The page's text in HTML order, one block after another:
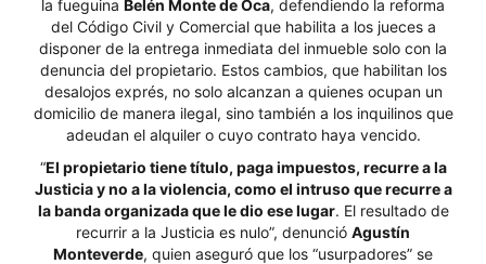
la fueguina Belén Monte de Oca, defendiendo la reforma
del Código Civil y Comercial que habilita a los jueces a
disponer de la entrega inmediata del inmueble solo con la
denuncia del propietario. Estos cambios, que habilitan los
desalojos exprés, no solo alcanzan a quienes ocupan un
domicilio de manera ilegal, sino también a los inquilinos que
adeudan el alquiler o cuyo contrato haya vencido.
“El propietario tiene título, paga impuestos, recurre a la
Justicia y no a la violencia, como el intruso que recurre a
la banda organizada que le dio ese lugar. El resultado de
recurrir a la Justicia es nulo”, denunció Agustín
Monteverde, quien aseguró que los “usurpadores” se